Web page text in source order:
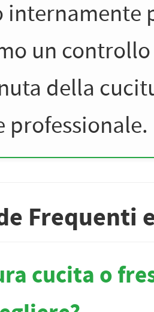
internamente
un
della
Frequenti
cucita o